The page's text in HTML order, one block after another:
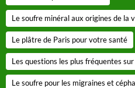
Le soufre minéral aux origines de la
Le plâtre de Paris pour votre santé
Les questions les plus fréquentes
Le soufre pour les migraines et